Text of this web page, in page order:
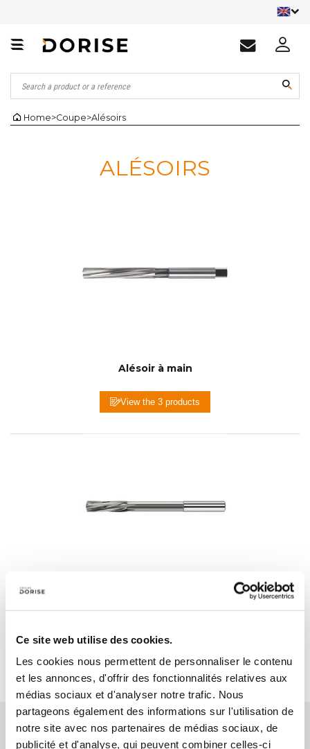
Ce site web utilise des cookies.
Les cookies nous permettent de personnaliser le contenu
et les annonces, d'offrir des fonctionnalités relatives aux
médias sociaux et d'analyser notre trafic. Nous
partageons également des informations sur l'utilisation de
notre site avec nos partenaires de médias sociaux, de
publicité et d'analyse, qui peuvent combiner celles-ci
Home>Coupe>Alésoirs
ALÉSOIRS
Alésoir à main
View the 3 products
View the 2 subfamilies
Need